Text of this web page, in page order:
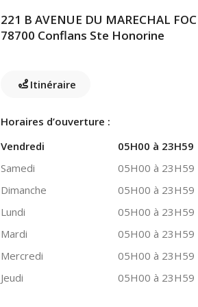
221 B AVENUE DU MARECHAL
78700 Conflans Ste Honorine
Itinéraire
Horaires d’ouverture :
Vendredi
05H00 à 23H59
Samedi
05H00 à 23H59
Dimanche
05H00 à 23H59
Lundi
05H00 à 23H59
Mardi
05H00 à 23H59
Mercredi
05H00 à 23H59
Jeudi
05H00 à 23H59